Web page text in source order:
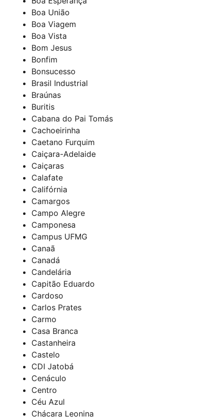
Boa União
Boa Viagem
Boa Vista
Bom Jesus
Bonfim
Bonsucesso
Brasil Industrial
Braúnas
Buritis
Cabana do Pai Tomás
Cachoeirinha
Caetano Furquim
Caiçara-Adelaide
Caiçaras
Calafate
Califórnia
Camargos
Campo Alegre
Camponesa
Campus UFMG
Canaã
Canadá
Candelária
Capitão Eduardo
Cardoso
Carlos Prates
Carmo
Casa Branca
Castanheira
Castelo
CDI Jatobá
Cenáculo
Centro
Céu Azul
Chácara Leonina